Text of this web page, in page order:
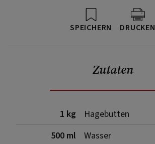
SPEICHERN DRUCKEN
Zutaten
1 kg
Hagebutten
500 ml
Wasser